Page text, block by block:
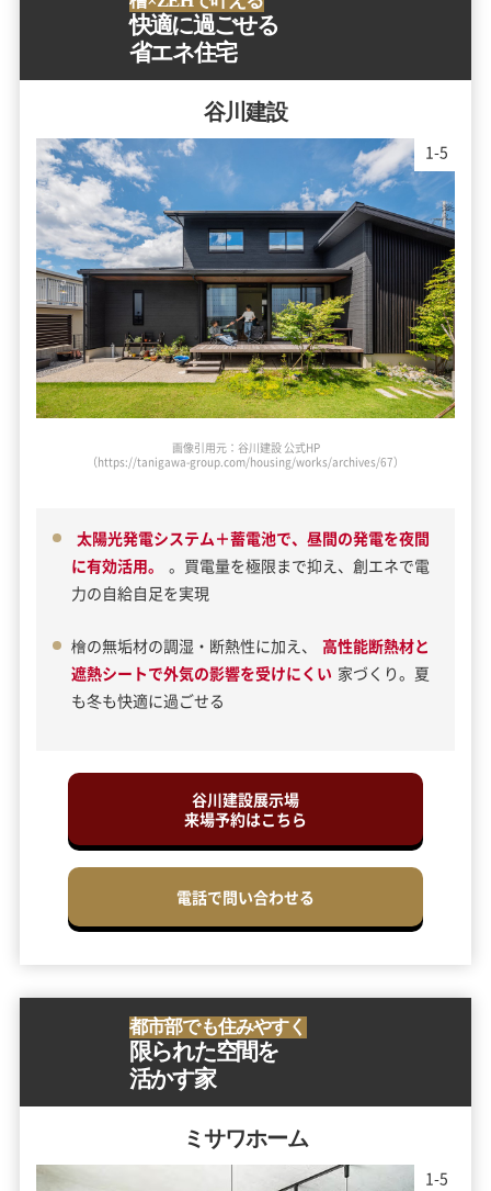
快適に過ごせる
省エネ住宅
谷川建設
画像引用元：谷川建設 公式HP
（https://tanigawa-group.com/housing/works/archives/67）
1-5
太陽光発電システム＋蓄電池で、昼間の発電を夜間
に有効活用。
。買電量を極限まで抑え、創エネで電
力の自給自足を実現
檜の無垢材の調湿・断熱性に加え、
高性能断熱材と
遮熱シートで外気の影響を受けにくい 家づくり。夏
も冬も快適に過ごせる
谷川建設展示場
来場予約はこちら
電話で問い合わせる
都市部でも住みやすく
限られた空間を
活かす家
ミサワホーム
1-5